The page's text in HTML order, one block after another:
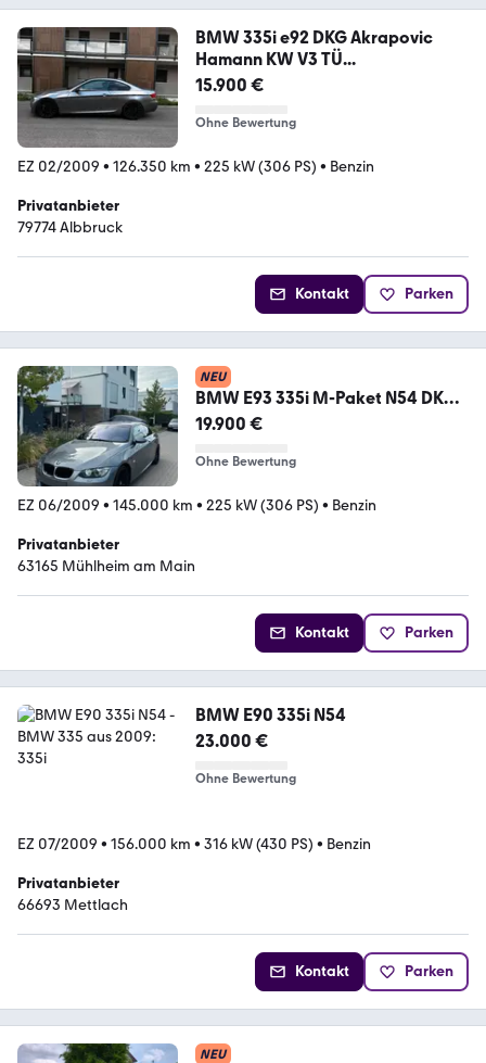
BMW 335i e92 DKG Akrapovic
Hamann KW V3 TÜ...
15.900 €
Ohne Bewertung
EZ 02/2009 • 126.350 km • 225 kW (306 PS) • Benzin
Privatanbieter
79774 Albbruck
Kontakt Parken
NEU
BMW E93 335i M-Paket N54 DKG
ACC CIC Space...
19.900 €
Ohne Bewertung
EZ 06/2009 • 145.000 km • 225 kW (306 PS) • Benzin
Privatanbieter
63165 Mühlheim am Main
Kontakt Parken
BMW E90 335i N54
23.000 €
Ohne Bewertung
EZ 07/2009 • 156.000 km • 316 kW (430 PS) • Benzin
Privatanbieter
66693 Mettlach
Kontakt Parken
NEU